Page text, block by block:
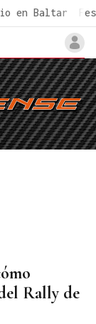
en Baltar
Rally de